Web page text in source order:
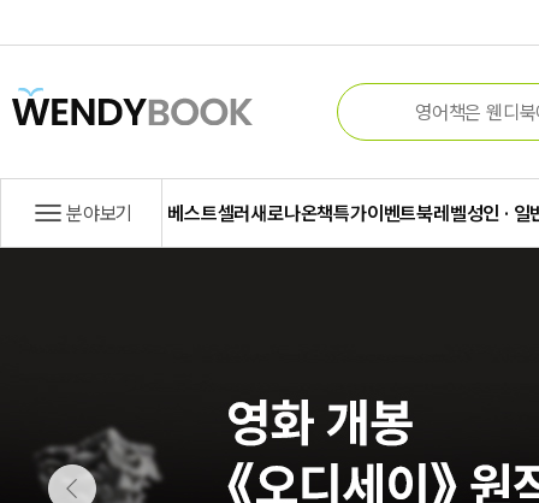
분야보기 베스트셀러새로나온책특가이벤트북레벨성인 · 일